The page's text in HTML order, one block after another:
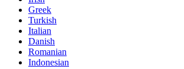
Greek
Turkish
Italian
Danish
Romanian
Indonesian